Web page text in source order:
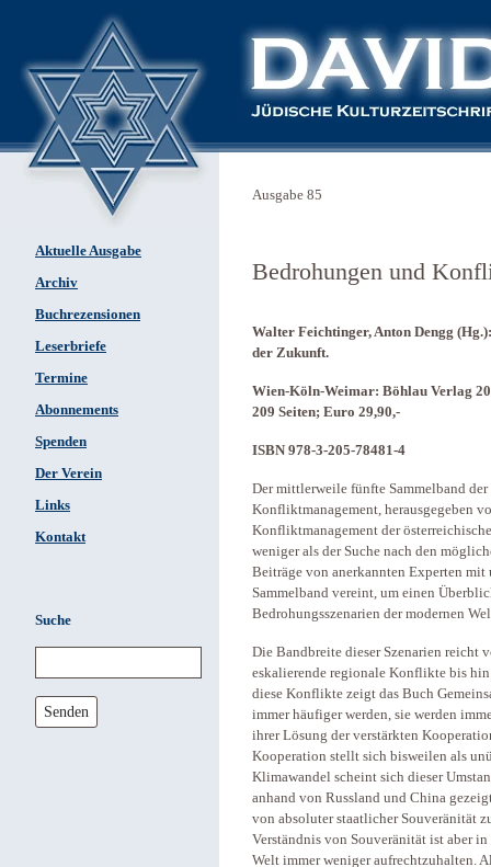
Aktuelle Ausgabe
Archiv
Buchrezensionen
Leserbriefe
Termine
Abonnements
Spenden
Der Verein
Links
Kontakt
Suche
Senden
Ausgabe 85
Bedrohungen und
Walter Feichtinger, Anton Dengg
der Zukunft.
Wien-Köln-Weimar: Böhlau Verlag
209 Seiten; Euro 29,90,-
ISBN 978-3-205-78481-4
Der mittlerweile fünfte Sammelband
Konfliktmanagement, herausgegeben
Konfliktmanagement der
weniger als der Suche nach den
Beiträge von anerkannten Experten
Sammelband vereint, um einen
Bedrohungsszenarien der modernen
Die Bandbreite dieser Szenarien reicht
eskalierende regionale Konflikte bis
diese Konflikte zeigt das Buch
immer häufiger werden, sie werden
ihrer Lösung der verstärkten
Kooperation stellt sich bisweilen als
Klimawandel scheint sich dieser
anhand von Russland und China
von absoluter staatlicher Souveränität
Verständnis von Souveränität ist aber
Welt immer weniger aufrechtzuhalten.